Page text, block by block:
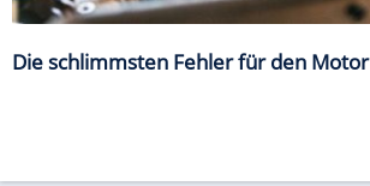
Die schlimmsten Fehler für den Motor